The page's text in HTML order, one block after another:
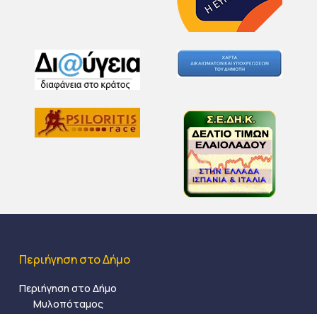
Περιήγηση στο Δήμο
Περιήγηση στο Δήμο
Μυλοπόταμος